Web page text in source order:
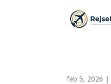
feb 5, 2026 |